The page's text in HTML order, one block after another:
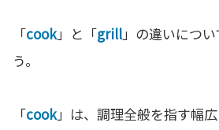
「cook」と「grill」の違いにつ
う。
「cook」は、調理全般を指す幅